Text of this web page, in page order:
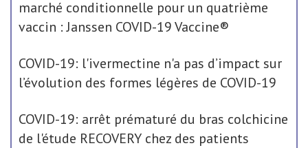
marché conditionnelle pour un quatrième
vaccin : Janssen COVID-19 Vaccine®
COVID-19: l'ivermectine n'a pas d’impact sur
l’évolution des formes légères de COVID-19
COVID-19: arrêt prématuré du bras colchicine
de l'étude RECOVERY chez des patients